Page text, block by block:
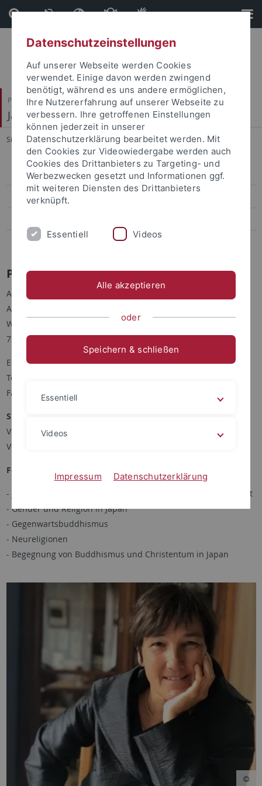
Direkt
zum
Inhalt
Direkt
zur
Fußleiste
Philosophische Fakultät
Japanologie
Sie sind hier: Startseite ... Team
Curriculum Vitae
Publikationen
Forschungsgebiete
Prof. Dr. Monika Schrimpf
Asien-Orient-Institut
Abteilung für Japanologie
Wilhelmstraße 90
72074 Tübingen
E-Mail: monika.schrimpf@uni-tuebingen.de
Telefon: 07071-29-73990
Fax: 07071-29-5817
Sprechstunde:
Vorlesungszeit: Donnerstag, 14:00 - 15:00 Uhr
Vorlesungsfreie Zeit: Termin bitte per E-mail vereinbaren
Forschungsgebiete:
- Japanische Religionsgeschichte, v.a. Moderne und Gegenwart
- Gender und Religion in Japan
- Gegenwartsbuddhismus
- Neureligionen
- Begegnung von Buddhismus und Christentum in Japan
Datenschutzeinstellungen
Auf unserer Webseite werden Cookies
verwendet. Einige davon werden zwingend
benötigt, während es uns andere ermöglichen,
Ihre Nutzererfahrung auf unserer Webseite zu
verbessern. Ihre getroffenen Einstellungen
können jederzeit in unserer
Datenschutzerklärung bearbeitet werden. Mit
den Cookies zur Videowiedergabe werden auch
Cookies des Drittanbieters zu Targeting- und
Werbezwecken gesetzt und Informationen ggf.
mit weiteren Diensten des Drittanbieters
verknüpft.
Essentiell Videos
Alle akzeptieren
oder
Speichern & schließen
Essentiell
Videos
Impressum Datenschutzerklärung